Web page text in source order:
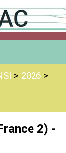
> 2026>
2) -